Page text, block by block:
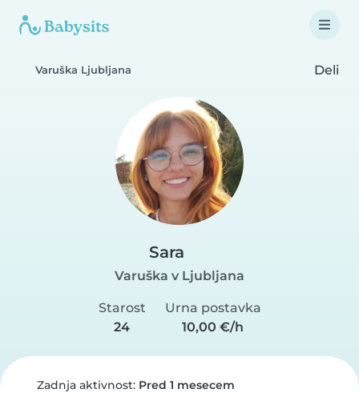
Varuška Ljubljana Deli
Sara
Varuška v Ljubljana
Starost
24
Urna postavka
10,00 €/h
Zadnja aktivnost: Pred 1 mesecem